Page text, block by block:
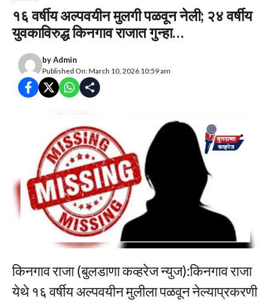
१६ वर्षीय अल्पवयीन मुलगी पळवून नेली; २४ वर्षीय
युवकाविरुद्ध किनगाव राजात गुन्हा…
byAdmin
Published On: March 10, 2026 10:59 am
किनगाव राजा (बुलडाणा कव्हरेज न्युज):किनगाव राजा
येथे १६ वर्षीय अल्पवयीन मुलीला पळवून नेल्याप्रकरणी